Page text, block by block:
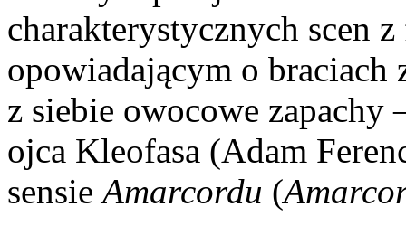
charakterystycznych scen
opowiadającym o
z siebie owocowe
ojca Kleofasa (Adam
sensieAmarcordu (